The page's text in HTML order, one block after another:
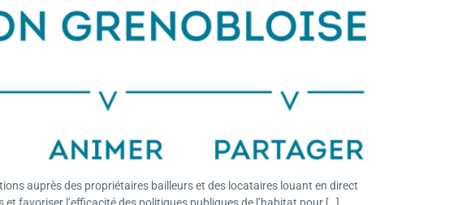
auprès des propriétaires bailleurs et des locataires louant en direct